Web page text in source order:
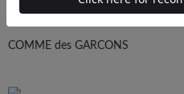
COMME des GARCONS